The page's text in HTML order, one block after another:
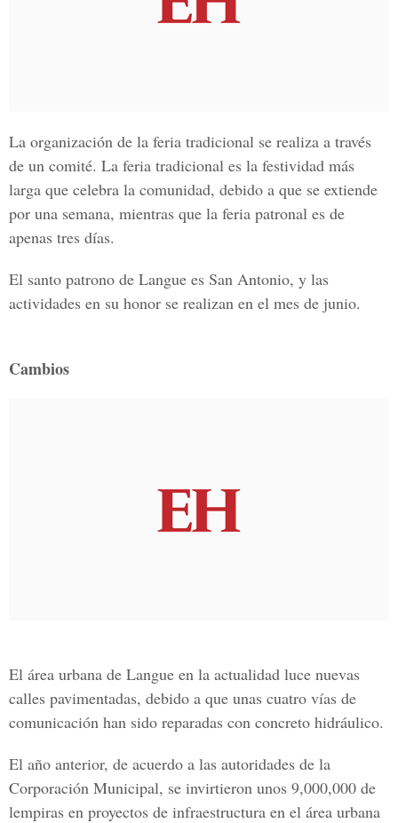
La organización de la feria tradicional se realiza a través
de un comité. La feria tradicional es la festividad más
larga que celebra la comunidad, debido a que se extiende
por una semana, mientras que la feria patronal es de
apenas tres días.
El santo patrono de Langue es San Antonio, y las
actividades en su honor se realizan en el mes de junio.
Cambios
El área urbana de Langue en la actualidad luce nuevas
calles pavimentadas, debido a que unas cuatro vías de
comunicación han sido reparadas con concreto hidráulico.
El año anterior, de acuerdo a las autoridades de la
Corporación Municipal, se invirtieron unos 9,000,000 de
lempiras en proyectos de infraestructura en el área urbana